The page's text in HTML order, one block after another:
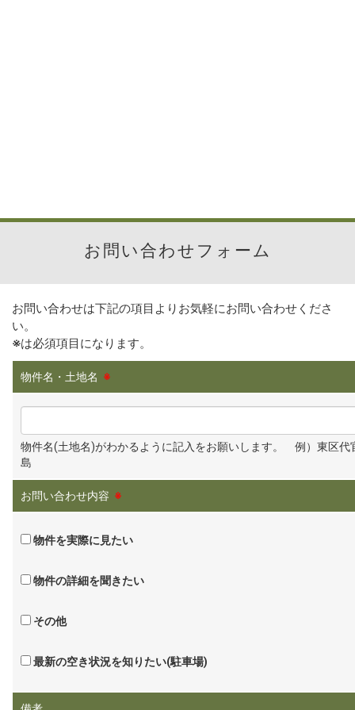
お問い合わせフォーム
お問い合わせは下記の項目よりお気軽にお問い合わせくださ
い。
※は必須項目になります。
物件名・土地名 ※
物件名(土地名)がわかるように記入をお願いします。 例）東区代
島
お問い合わせ内容 ※
物件を実際に見たい
物件の詳細を聞きたい
その他
最新の空き状況を知りたい(駐車場)